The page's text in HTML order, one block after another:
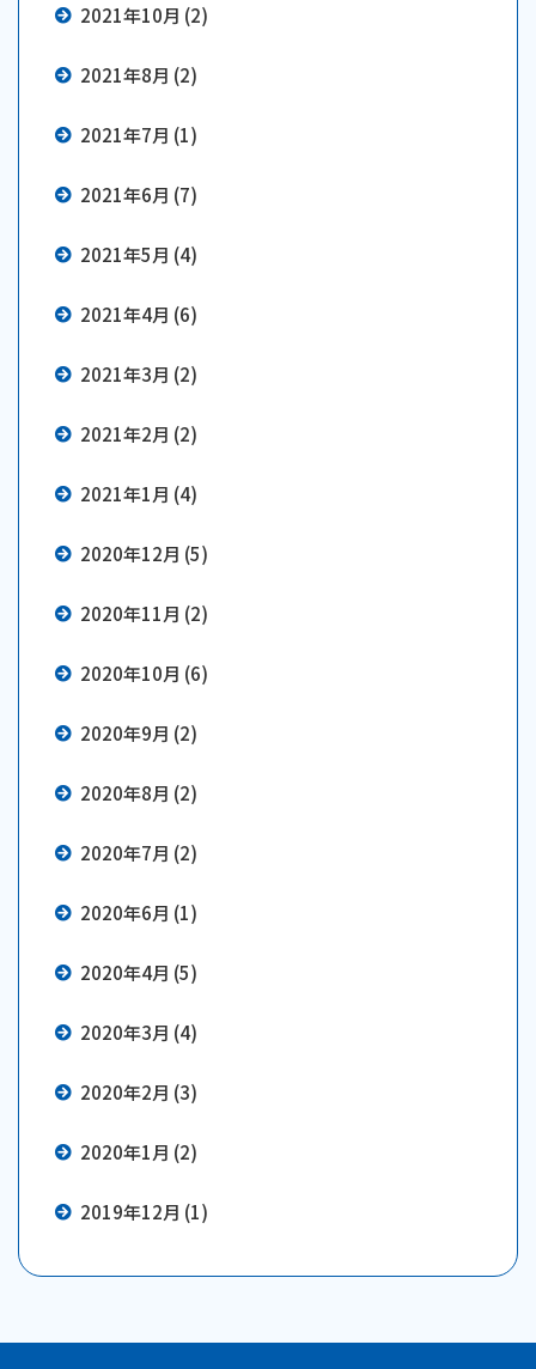
2021年10月 (2)
2021年8月 (2)
2021年7月 (1)
2021年6月 (7)
2021年5月 (4)
2021年4月 (6)
2021年3月 (2)
2021年2月 (2)
2021年1月 (4)
2020年12月 (5)
2020年11月 (2)
2020年10月 (6)
2020年9月 (2)
2020年8月 (2)
2020年7月 (2)
2020年6月 (1)
2020年4月 (5)
2020年3月 (4)
2020年2月 (3)
2020年1月 (2)
2019年12月 (1)